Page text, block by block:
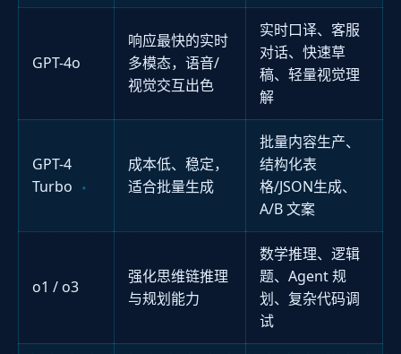
GPT-4o
响应最快的实时
多模态，语音/
视觉交互出色
实时口译、客服
对话、快速草
稿、轻量视觉理
解
GPT-4
Turbo
成本低、稳定，
适合批量生成
批量内容生产、
结构化表
格/JSON生成、
A/B 文案
o1 / o3
强化思维链推理
与规划能力
数学推理、逻辑
题、Agent 规
划、复杂代码调
试